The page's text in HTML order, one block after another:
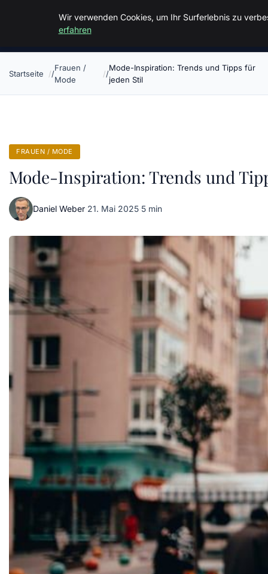
Malzminden
Startseite
Frauen /
Mode
Mode-Inspiration: Trends und Tipps für
jeden Stil
FRAUEN / MODE
Mode-Inspiration: Trends und
Daniel Weber·21. Mai 2025·5 min
Wir verwenden Cookies, um Ihr Surferlebnis zu
erfahren